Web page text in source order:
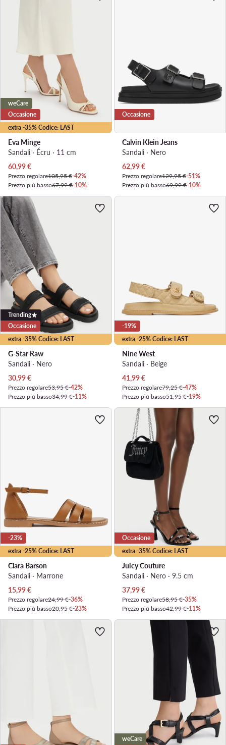
extra -35% Codice: LAST
weCare
Occasione
Eva Minge
Sandali · Écru · 11 cm
Prezzo attuale
60,99€
Prezzo regolare105,95 €-42%
Prezzo più basso67,99 €-10%
Occasione
Calvin Klein Jeans
Sandali · Nero
Prezzo attuale
62,99€
Prezzo regolare129,95 €-51%
Prezzo più basso69,99 €-10%
extra -35% Codice: LAST
Trending
Occasione
G-Star Raw
Sandali · Nero
Prezzo attuale
30,99€
Prezzo regolare53,95 €-42%
Prezzo più basso34,99 €-11%
extra -25% Codice: LAST
-19%
Nine West
Sandali · Beige
Prezzo attuale
41,99€
Prezzo regolare79,25 €-47%
Prezzo più basso51,95 €-19%
extra -25% Codice: LAST
-23%
Clara Barson
Sandali · Marrone
Prezzo attuale
15,99€
Prezzo regolare24,99 €-36%
Prezzo più basso20,95 €-23%
extra -35% Codice: LAST
Occasione
Juicy Couture
Sandali · Nero · 9.5 cm
Prezzo attuale
37,99€
Prezzo regolare58,95 €-35%
Prezzo più basso42,99 €-11%
weCare